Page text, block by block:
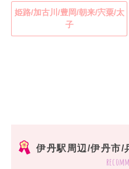
姫路/加古川/豊岡/朝来/宍粟/太
子
伊丹駅周辺/伊丹市/